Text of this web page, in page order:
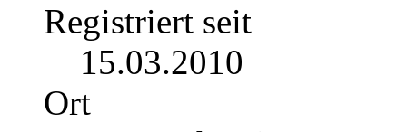
Registriert seit
15.03.2010
Ort